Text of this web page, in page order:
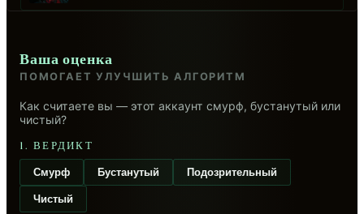
Ваша оценка
ПОМОГАЕТ УЛУЧШИТЬ АЛГОРИТМ
Как считаете вы — этот аккаунт смурф, бустанутый или
чистый?
1. ВЕРДИКТ
Смурф Бустанутый Подозрительный
Чистый